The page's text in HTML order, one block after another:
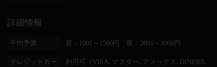
詳細情報
平均予算 昼：1001～1500円 夜：2001～3000円
クレジットカー
利用可（VISA､マスター､アメックス､DINERS､